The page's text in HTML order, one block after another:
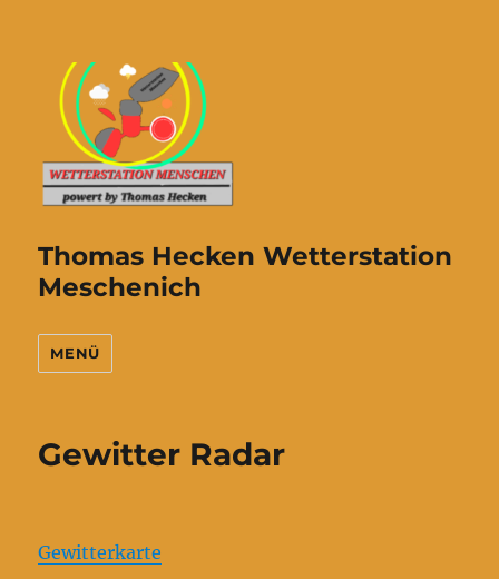
Thomas Hecken Wetterstation
Meschenich
MENÜ
Gewitter Radar
Gewitterkarte